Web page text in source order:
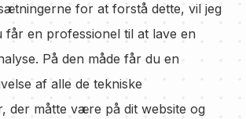
for at forstå dette, vil jeg
får en professionel til at lave en
På den måde får du en
af alle de tekniske
der måtte være på dit website og